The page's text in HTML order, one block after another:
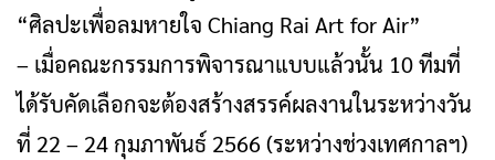
“ศิลปะเพื่อลมหายใจ Chiang Rai Art for Air”
– เมื่อคณะกรรมการพิจารณาแบบแล้วนั้น 10 ทีมที่
ได้รับคัดเลือกจะต้องสร้างสรรค์ผลงานในระหว่างวัน
ที่ 22 – 24 กุมภาพันธ์ 2566 (ระหว่างช่วงเทศกาลฯ)